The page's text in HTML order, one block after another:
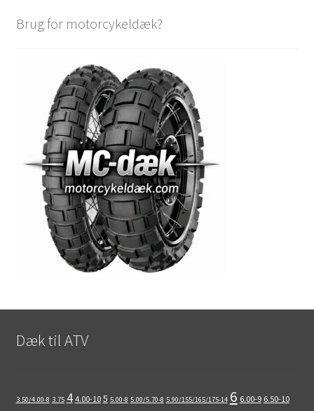
Brug for motorcykeldæk?
Dæk til ATV
3.50/4.00-8 3.75 4 4.00-10 5 5.00-8 5.00/5.70-8 5.90/155/165/175-14 6 6.00-9 6.50-10